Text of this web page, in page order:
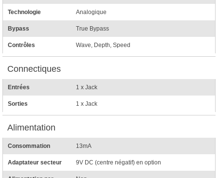
Technologie Analogique
Bypass True Bypass
Contrôles Wave, Depth, Speed
Connectiques
Entrées 1 x Jack
Sorties 1 x Jack
Alimentation
Consommation 13mA
Adaptateur secteur 9V DC (centre négatif) en option